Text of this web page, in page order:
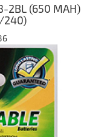
2BL (650 MАH)
240)